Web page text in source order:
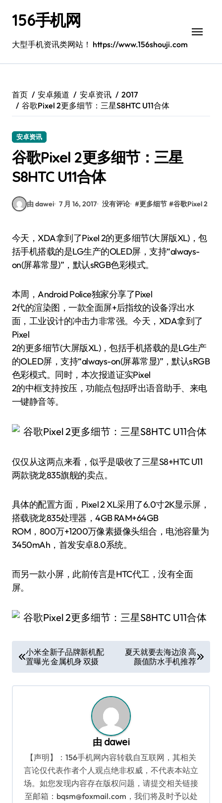
156手机网
大型手机资讯类网站！ https://www.156shouji.com
首页 安卓频道 安卓资讯
2017
谷歌Pixel 2更多细节：三星S8HTC U11合体
安卓资讯
谷歌Pixel 2更多细节：三星
S8HTC U11合体
由 dawei 7 月 16, 2017 没有评论 #更多细节 #谷歌Pixel 2
今天，XDA拿到了Pixel 2的更多细节(大屏版XL)，包
括手机搭载的是LG生产的OLED屏，支持“always-
on(屏幕常显)”，默认sRGB色彩模式。
本周，Android Police独家分享了Pixel
2代的渲染图，一款全面屏+后指纹的设备浮出水
面，工业设计的冲击力非常强。今天，XDA拿到了
Pixel
2的更多细节(大屏版XL)，包括手机搭载的是LG生产
的OLED屏，支持“always-on(屏幕常显)”，默认sRGB
色彩模式。同时，本次报道证实Pixel
2的中框支持按压，功能点包括呼出语音助手、来电
一键静音等。
仅仅从这两点来看，似乎是吸收了三星S8+HTC U11
两款骁龙835旗舰的卖点。
具体的配置方面，Pixel 2 XL采用了6.0寸2K显示屏，
搭载骁龙835处理器，4GB RAM+64GB
ROM，800万+1200万像素摄像头组合，电池容量为
3450mAh，首发安卓8.0系统。
而另一款小屏，此前传言是HTC代工，没有全面
屏。
章
导
小米全新子品牌新机配
置曝光 金属机身 双摄
夏天就要去海边浪 高
颜值防水手机推荐
由 dawei
【声明】：156手机网内容转载自互联网，其相关
言论仅代表作者个人观点绝非权威，不代表本站立
场。如您发现内容存在版权问题，请提交相关链接
至邮箱：bqsm@foxmail.com，我们将及时予以处